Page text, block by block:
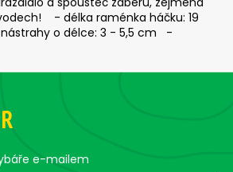
- délka raménka háčku: 19
o délce: 3 - 5,5 cm -
e-mailem